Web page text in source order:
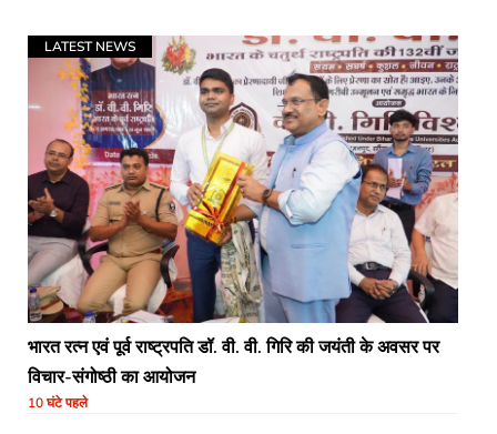
LATEST NEWS
भारत रत्न एवं पूर्व राष्ट्रपति डॉ. वी. वी. गिरि की जयंती के अवसर पर
विचार-संगोष्ठी का आयोजन
10 घंटे पहले